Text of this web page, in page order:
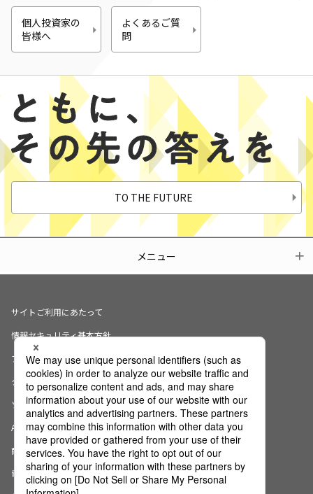
個人投資家の
皆様へ
よくあるご質
問
TO THE FUTURE
メニュー
サイトご利用にあたって
情報セキュリティ基本方針
プライバシーポリシー
クッキーの使用について
ソーシャルメディアポリシー
AI倫理宣言
商標・登録商標について
電子公告